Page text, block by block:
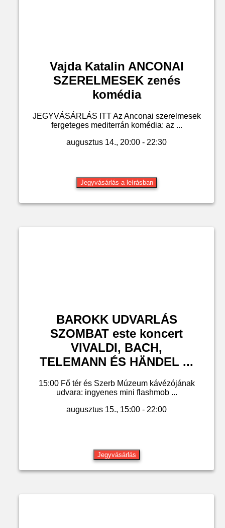
Vajda Katalin ANCONAI
SZERELMESEK zenés
komédia
JEGYVÁSÁRLÁS ITT Az Anconai szerelmesek
fergeteges mediterrán komédia: az ...
augusztus 14., 20:00 - 22:30
Jegyvásárlás a leírásban
BAROKK UDVARLÁS
SZOMBAT este koncert
VIVALDI, BACH,
TELEMANN ÉS HÄNDEL ...
15:00 Fő tér és Szerb Múzeum kávézójának
udvara: ingyenes mini flashmob ...
augusztus 15., 15:00 - 22:00
Jegyvásárlás